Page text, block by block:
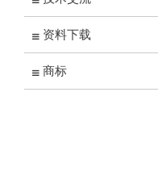
资料下载
商标